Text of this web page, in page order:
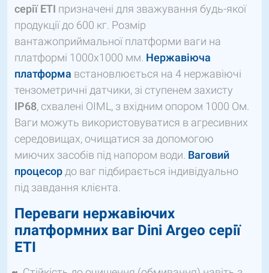
серіїETI призначені для зважування будь-якої
продукції до 600 кг. Розмір
вантажоприймальної платформи ваги на
платформі 1000х1000 мм. Нержавіюча
платформа встановлюється на 4 нержавіючі
тензометричні датчики, зі ступенем захисту
IP68, схвалені OIML, з вхідним опором 1000 Ом.
Ваги можуть використовуватися в агресивних
середовищах, очищатися за допомогою
миючих засобів під напором води. Ваговий
процесордо ваг підбирається індивідуально
під завдання клієнта.
Переваги нержавіючих
платформних ваг Dini Argeo серії
ETI